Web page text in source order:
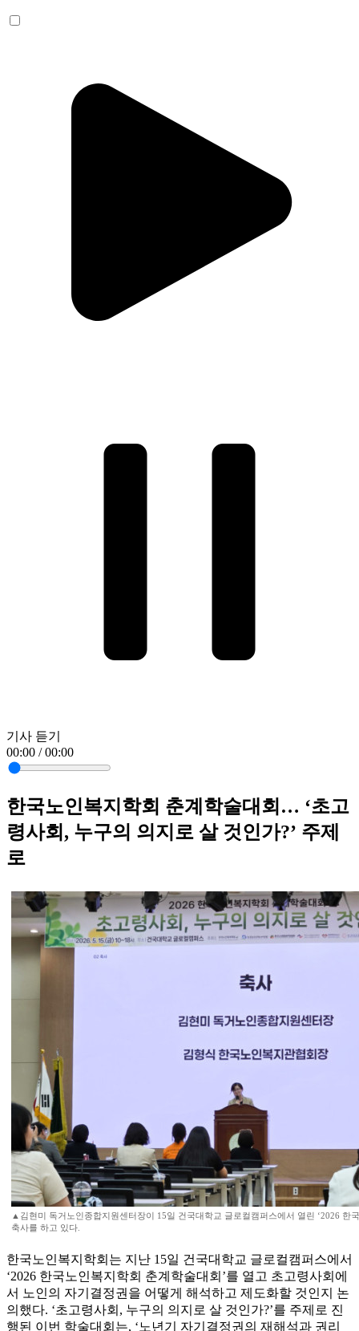
기사 듣기
00:00 / 00:00
한국노인복지학회 춘계학술대회… ‘초고
령사회, 누구의 의지로 살 것인가?’ 주제
로
▲김현미 독거노인종합지원센터장이 15일 건국대학교 글로컬캠퍼스에서 열린 ‘2026 한
축사를 하고 있다.
한국노인복지학회는 지난 15일 건국대학교 글로컬캠퍼스에서
‘2026 한국노인복지학회 춘계학술대회’를 열고 초고령사회에
서 노인의 자기결정권을 어떻게 해석하고 제도화할 것인지 논
의했다. ‘초고령사회, 누구의 의지로 살 것인가?’를 주제로 진
행된 이번 학술대회는, ‘노년기 자기결정권의 재해석과 권리